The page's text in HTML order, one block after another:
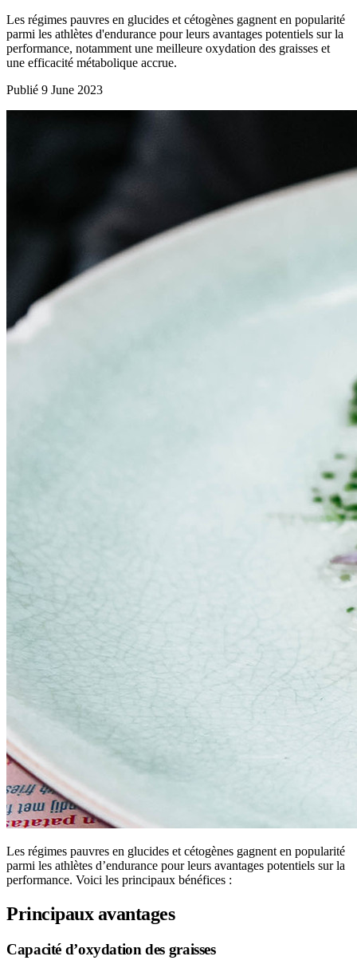
Les régimes pauvres en glucides et cétogènes gagnent en popularité
parmi les athlètes d'endurance pour leurs avantages potentiels sur la
performance, notamment une meilleure oxydation des graisses et
une efficacité métabolique accrue.
Publié 9 June 2023
Les régimes pauvres en glucides et cétogènes gagnent en popularité
parmi les athlètes d’endurance pour leurs avantages potentiels sur la
performance. Voici les principaux bénéfices :
Principaux avantages
Capacité d’oxydation des graisses